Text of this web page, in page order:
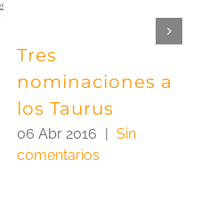
Tres
nominaciones a
los Taurus
06 Abr 2016
Sin
comentarios